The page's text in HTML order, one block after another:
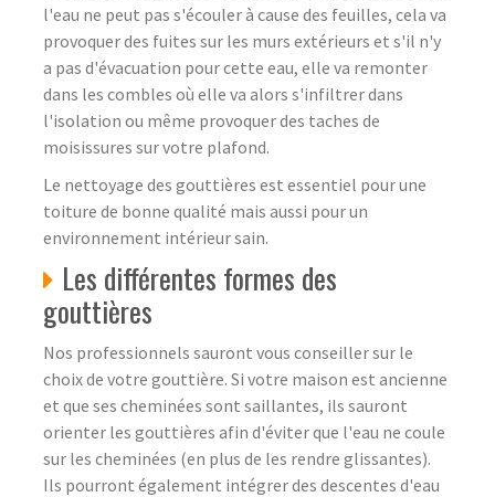
l'eau ne peut pas s'écouler à cause des feuilles, cela va
provoquer des fuites sur les murs extérieurs et s'il n'y
a pas d'évacuation pour cette eau, elle va remonter
dans les combles où elle va alors s'infiltrer dans
l'isolation ou même provoquer des taches de
moisissures sur votre plafond.
Le nettoyage des gouttières est essentiel pour une
toiture de bonne qualité mais aussi pour un
environnement intérieur sain.
Les différentes formes des
gouttières
Nos professionnels sauront vous conseiller sur le
choix de votre gouttière. Si votre maison est ancienne
et que ses cheminées sont saillantes, ils sauront
orienter les gouttières afin d'éviter que l'eau ne coule
sur les cheminées (en plus de les rendre glissantes).
Ils pourront également intégrer des descentes d'eau